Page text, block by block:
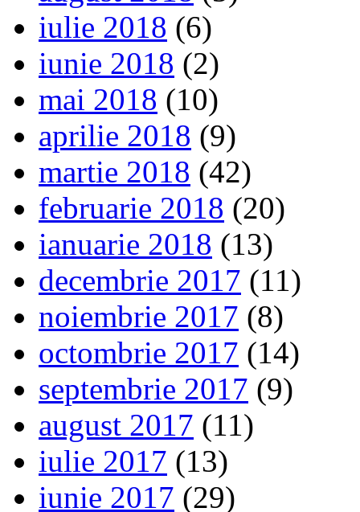
iulie 2018 (6)
iunie 2018 (2)
mai 2018 (10)
aprilie 2018 (9)
martie 2018 (42)
februarie 2018 (20)
ianuarie 2018 (13)
decembrie 2017 (11)
noiembrie 2017 (8)
octombrie 2017 (14)
septembrie 2017 (9)
august 2017 (11)
iulie 2017 (13)
iunie 2017 (29)